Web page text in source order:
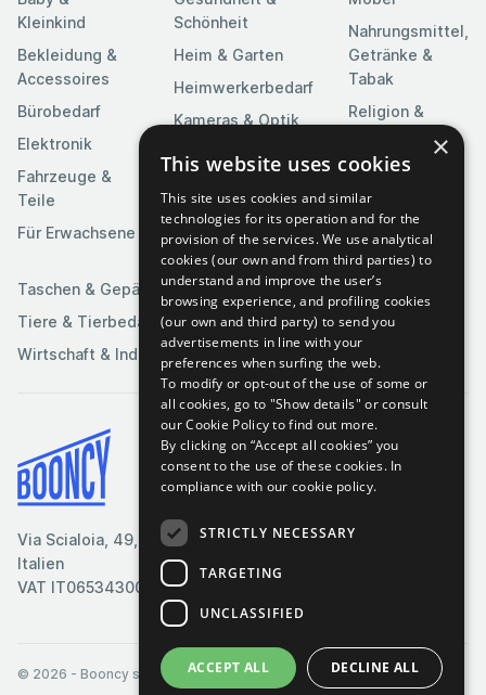
Kleinkind
Bekleidung &
Accessoires
Bürobedarf
Elektronik
Fahrzeuge &
Teile
Für Erwachsene
Schönheit
Heim & Garten
Heimwerkerbedarf
Kameras & Optik
Kunst &
Unterhaltung
Medien
Nahrungsmittel,
Getränke &
Tabak
Religion &
Feierlichkeiten
Software
Spielzeuge &
Spiele
Sportartikel
Taschen & Gepäck
Tiere & Tierbedarf
Wirtschaft & Industrie
Via Scialoia, 49, Florenz,
Italien
VAT IT06534300485
Bedingungen & Konditionen
Cookie-Richtlinie
Datenschutzrichtlinie
© 2026 - Booncy srl - VAT IT06534300485
×
This website uses cookies
This site uses cookies and similar
technologies for its operation and for the
provision of the services. We use analytical
cookies (our own and from third parties) to
understand and improve the user’s
browsing experience, and profiling cookies
(our own and third party) to send you
advertisements in line with your
preferences when surfing the web.
To modify or opt-out of the use of some or
all cookies, go to "Show details" or consult
our Cookie Policy to find out more.
By clicking on “Accept all cookies” you
consent to the use of these cookies. In
compliance with our cookie policy.
STRICTLY NECESSARY
TARGETING
UNCLASSIFIED
ACCEPT ALL DECLINE ALL